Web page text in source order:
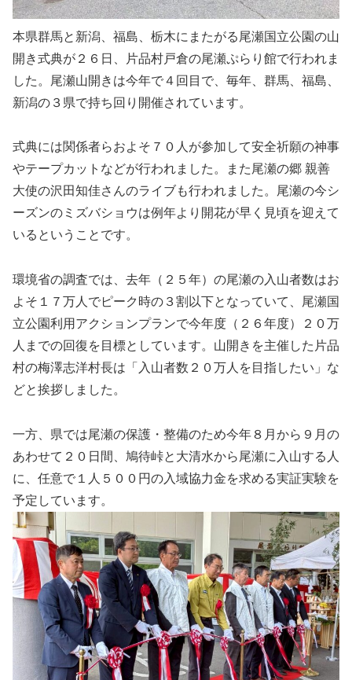
本県群馬と新潟、福島、栃木にまたがる尾瀬国立公園の山
開き式典が２６日、片品村戸倉の尾瀬ぷらり館で行われま
した。尾瀬山開きは今年で４回目で、毎年、群馬、福島、
新潟の３県で持ち回り開催されています。
式典には関係者らおよそ７０人が参加して安全祈願の神事
やテープカットなどが行われました。また尾瀬の郷 親善
大使の沢田知佳さんのライブも行われました。尾瀬の今シ
ーズンのミズバショウは例年より開花が早く見頃を迎えて
いるということです。
環境省の調査では、去年（２５年）の尾瀬の入山者数はお
よそ１７万人でピーク時の３割以下となっていて、尾瀬国
立公園利用アクションプランで今年度（２６年度）２０万
人までの回復を目標としています。山開きを主催した片品
村の梅澤志洋村長は「入山者数２０万人を目指したい」な
どと挨拶しました。
一方、県では尾瀬の保護・整備のため今年８月から９月の
あわせて２０日間、鳩待峠と大清水から尾瀬に入山する人
に、任意で１人５００円の入域協力金を求める実証実験を
予定しています。